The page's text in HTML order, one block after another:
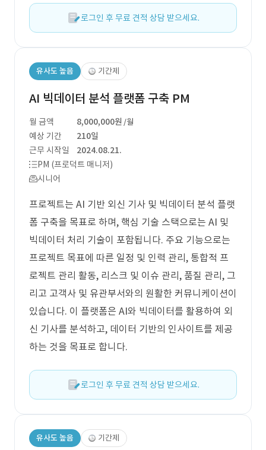
로그인 후 무료 견적 상담 받으세요.
유사도 높음 기간제
AI 빅데이터 분석 플랫폼 구축 PM
월 금액 8,000,000원 /월
예상 기간
210일
근무 시작일
2024.08.21.
PM (프로덕트 매니저)
시니어
프로젝트는 AI 기반 외신 기사 및 빅데이터 분석 플랫
폼 구축을 목표로 하며, 핵심 기술 스택으로는 AI 및
빅데이터 처리 기술이 포함됩니다. 주요 기능으로는
프로젝트 목표에 따른 일정 및 인력 관리, 통합적 프
로젝트 관리 활동, 리스크 및 이슈 관리, 품질 관리, 그
리고 고객사 및 유관부서와의 원활한 커뮤니케이션이
있습니다. 이 플랫폼은 AI와 빅데이터를 활용하여 외
신 기사를 분석하고, 데이터 기반의 인사이트를 제공
하는 것을 목표로 합니다.
로그인 후 무료 견적 상담 받으세요.
유사도 높음 기간제